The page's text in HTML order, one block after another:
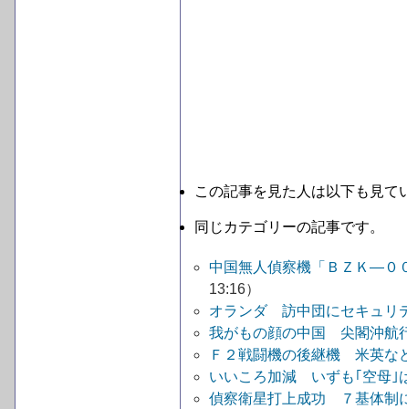
この記事を見た人は以下も見て
同じカテゴリーの記事です。
中国無人偵察機「ＢＺＫ―０
13:16）
オランダ 訪中団にセキュリ
我がもの顔の中国 尖閣沖航
Ｆ２戦闘機の後継機 米英な
いいころ加減 いずも｢空母｣
偵察衛星打上成功 ７基体制